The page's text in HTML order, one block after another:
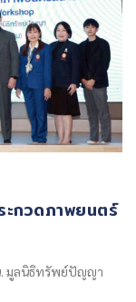
ะกวดภาพยนตร์
. มูลนิธิทรัพย์ปัญญา